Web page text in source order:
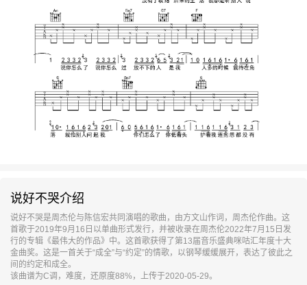
说好不哭介绍
说好不哭是周杰伦与陈信宏共同演唱的歌曲，由方文山作词，周杰伦作曲。这
首歌于2019年9月16日以单曲形式发行，并被收录在周杰伦2022年7月15日发
行的专辑《最伟大的作品》中。这首歌获得了第13届音乐盛典咪咕汇年度十大
金曲奖。这是一首关于“成全”与“约定”的情歌，以钢琴缓缓展开，表达了彼此之
间的约定和成全。
该曲谱为C调，难度，还原度88%，上传于2020-05-29。